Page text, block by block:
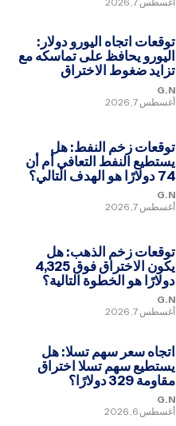
توقعات اتجاه اليورو دولار:
اليورو يحافظ على تماسكه مع
تزايد ضغوط الاختراق
G.N
أغسطس 7, 2026
توقعات زخم النفط: هل
يستطيع النفط التعافي أم أن
74 دولارًا هو الهدف التالي؟
G.N
أغسطس 7, 2026
توقعات زخم الذهب: هل
يكون الاختراق فوق 4,325
دولارًا هو الخطوة التالية؟
G.N
أغسطس 7, 2026
اتجاه سعر سهم تسلا: هل
يستطيع سهم تسلا اختراق
مقاومة 329 دولارًا؟
G.N
أغسطس 6, 2026